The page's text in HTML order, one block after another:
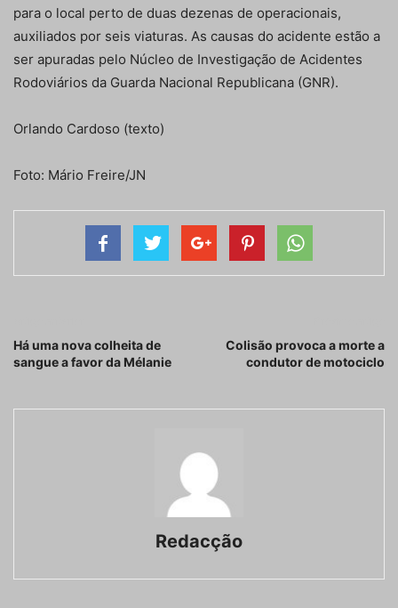
para o local perto de duas dezenas de operacionais,
auxiliados por seis viaturas. As causas do acidente estão a
ser apuradas pelo Núcleo de Investigação de Acidentes
Rodoviários da Guarda Nacional Republicana (GNR).
Orlando Cardoso (texto)
Foto: Mário Freire/JN
Há uma nova colheita de
sangue a favor da Mélanie
Colisão provoca a morte a
condutor de motociclo
Redacção